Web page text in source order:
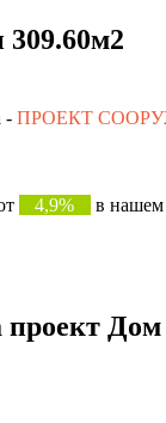
- ПРОЕКТ
4,9%
в нашем